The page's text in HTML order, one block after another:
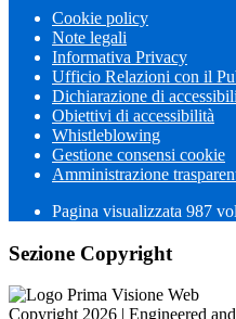
Cookie policy
Note legali
Informativa Privacy
Ufficio Relazioni con il
Dichiarazione di
Obiettivi di accessibilità
Whistleblowing
Gestione consensi cookie
Amministrazione
Pagina visualizzata 987
Sezione Copyright
Copyright 2026 | Engineered